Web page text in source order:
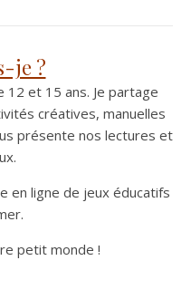
je ?
12 et 15 ans. Je partage
créatives, manuelles
présente nos lectures et
en ligne de jeux éducatifs
petit monde !